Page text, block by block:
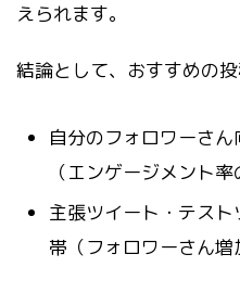
えられます。
結論として、おすすめの投
自分のフォロワー
（エンゲージメント率
主張ツイート・テス
帯（フォロワーさん増